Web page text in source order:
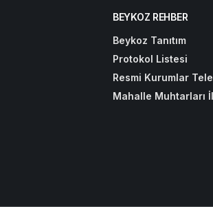
BEYKOZ REHBER
Beykoz Tanıtım
Protokol Listesi
Resmi Kurumlar
Mahalle Muhtarları